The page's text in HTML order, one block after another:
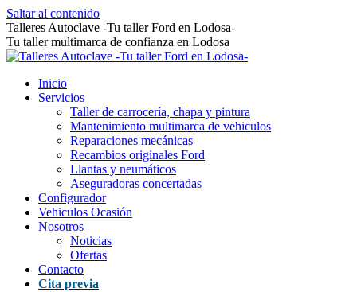
Saltar al contenido
Talleres Autoclave -Tu taller Ford en Lodosa-
Tu taller multimarca de confianza en Lodosa
Inicio
Servicios
Taller de carrocería, chapa y pintura
Mantenimiento multimarca de vehiculos
Reparaciones mecánicas
Recambios originales Ford
Llantas y neumáticos
Aseguradoras concertadas
Configurador
Vehiculos Ocasión
Nosotros
Noticias
Ofertas
Contacto
Cita previa